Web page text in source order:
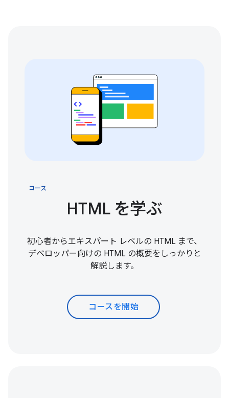
コース
HTML を学ぶ
初心者からエキスパート レベルの HTML まで、
デベロッパー向けの HTML の概要をしっかりと
解説します。
コースを開始